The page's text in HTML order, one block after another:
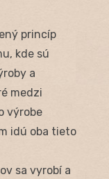
princíp
kde sú
a
medzi
výrobe
idú oba tieto
sa vyrobí a